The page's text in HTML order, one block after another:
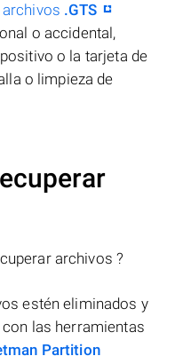
.GTS
o accidental,
o la tarjeta de
o limpieza de
archivos ?
estén eliminados y
las herramientas
Partition